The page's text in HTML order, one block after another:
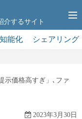
介するサイト
知能化 シェアリング
示価格高すぎ」､ファ
2023年3月30日